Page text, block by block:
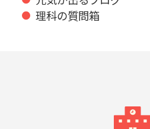
理科の質問箱